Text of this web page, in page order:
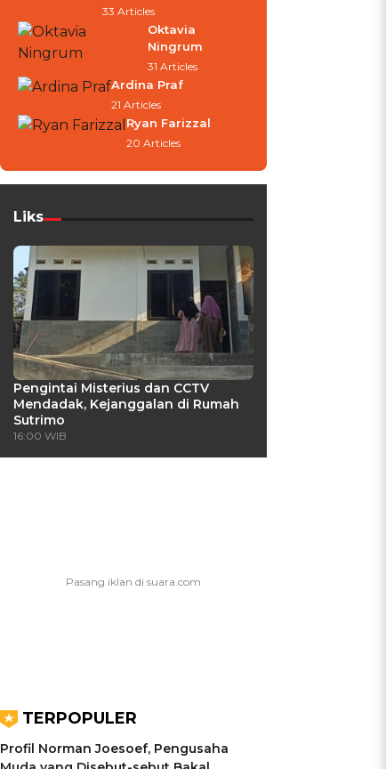
33 Articles
Oktavia
Ningrum
31 Articles
Ardina Praf
21 Articles
Ryan Farizzal
20 Articles
Liks
Pengintai Misterius dan CCTV
Mendadak, Kejanggalan di Rumah
Sutrimo
16:00 WIB
TERPOPULER
Profil Norman Joesoef, Pengusaha